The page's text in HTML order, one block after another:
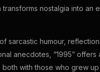
transforms nostalgia into an
sarcastic humour,
anecdotes, “1995” offers
both with those who grew